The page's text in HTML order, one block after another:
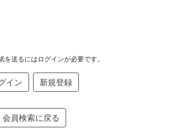
を送るにはログインが必要です。
イン 新規登録
会員検索に戻る